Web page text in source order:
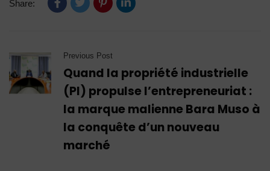
Share:
Previous Post
Quand la propriété industrielle
(PI) propulse l’entrepreneuriat :
la marque malienne Bara Muso à
la conquête d’un nouveau
marché